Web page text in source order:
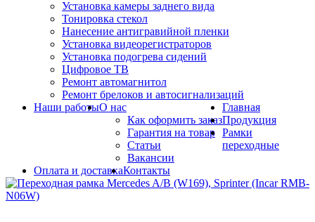
Установка камеры заднего вида
Тонировка стекол
Нанесение антигравийной пленки
Установка видеорегистраторов
Установка подогрева сидений
Цифровое ТВ
Ремонт автомагнитол
Ремонт брелоков и автосигнализаций
Наши работыО нас
Как оформить заказ
Гарантия на товар
Статьи
Вакансии
Оплата и доставкаКонтакты
Главная
Продукция
Рамки
переходные